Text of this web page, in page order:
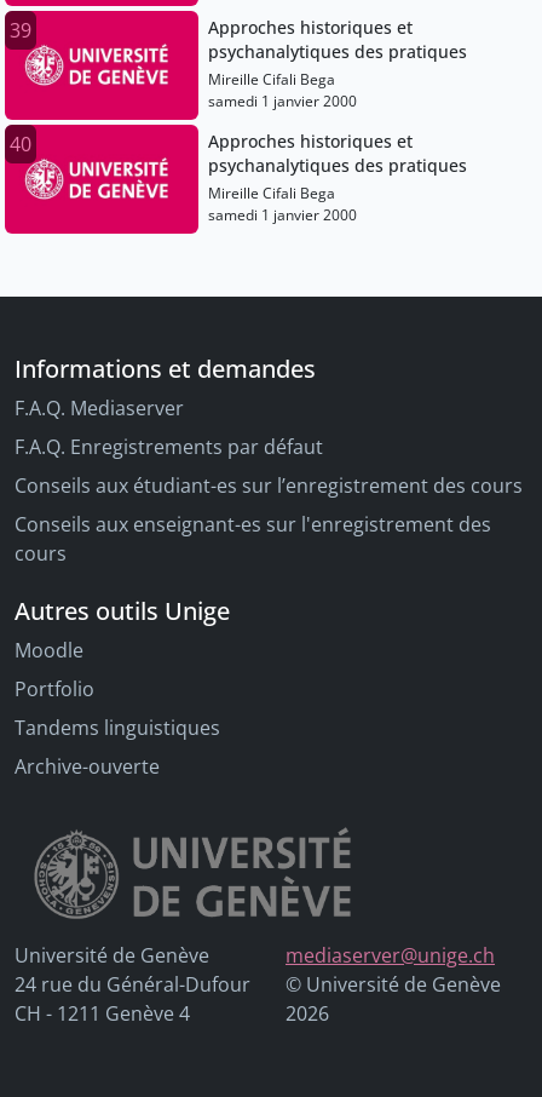
39
Approches historiques et
psychanalytiques des pratiques
Mireille Cifali Bega
samedi 1 janvier 2000
40
Approches historiques et
psychanalytiques des pratiques
Mireille Cifali Bega
samedi 1 janvier 2000
Informations et demandes
F.A.Q. Mediaserver
F.A.Q. Enregistrements par défaut
Conseils aux étudiant-es sur l’enregistrement des cours
Conseils aux enseignant-es sur l'enregistrement des
cours
Autres outils Unige
Moodle
Portfolio
Tandems linguistiques
Archive-ouverte
Université de Genève
24 rue du Général-Dufour
CH - 1211 Genève 4
mediaserver@unige.ch
© Université de Genève
2026